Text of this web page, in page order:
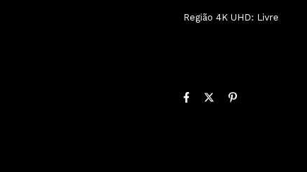
Região 4K UHD: Livre